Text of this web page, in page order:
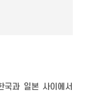
국과 일본 사이에서